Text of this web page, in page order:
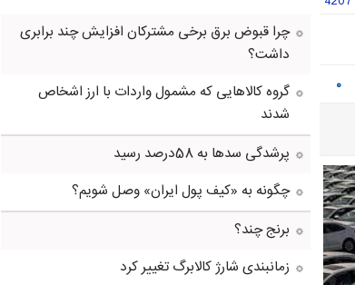
۰
چرا قبوض برق برخی مشترکان افزایش چند برابری
داشت؟
گروه کالاهایی که مشمول واردات با ارز اشخاص
شدند
پرشدگی سدها به 58درصد رسید
چگونه به «کیف پول ایران» وصل شویم؟
برنج چند؟
زمانبندی شارژ کالابرگ تغییر کرد